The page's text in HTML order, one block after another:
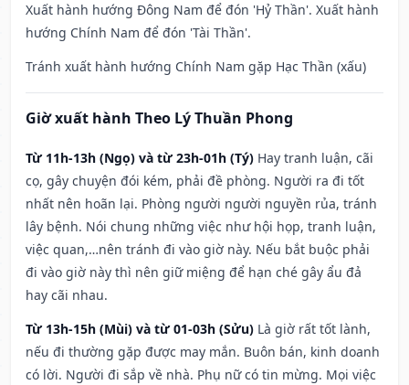
Xuất hành hướng Đông Nam để đón 'Hỷ Thần'. Xuất hành
hướng Chính Nam để đón 'Tài Thần'.
Tránh xuất hành hướng Chính Nam gặp Hạc Thần (xấu)
Giờ xuất hành Theo Lý Thuần Phong
Từ 11h-13h (Ngọ) và từ 23h-01h (Tý) Hay tranh luận, cãi
cọ, gây chuyện đói kém, phải đề phòng. Người ra đi tốt
nhất nên hoãn lại. Phòng người người nguyền rủa, tránh
lây bệnh. Nói chung những việc như hội họp, tranh luận,
việc quan,…nên tránh đi vào giờ này. Nếu bắt buộc phải
đi vào giờ này thì nên giữ miệng để hạn ché gây ẩu đả
hay cãi nhau.
Từ 13h-15h (Mùi) và từ 01-03h (Sửu) Là giờ rất tốt lành,
nếu đi thường gặp được may mắn. Buôn bán, kinh doanh
có lời. Người đi sắp về nhà. Phụ nữ có tin mừng. Mọi việc